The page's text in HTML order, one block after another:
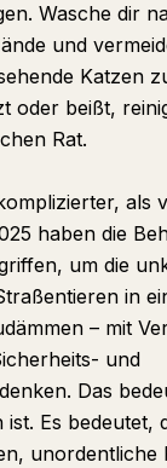
Wasche dir
und
Katzen
oder beißt,
Rat.
als
haben die
um die
in
– mit
und
Das
Es bedeutet,
unordentliche